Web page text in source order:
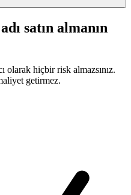
satın almanın
olarak hiçbir risk almazsınız.
getirmez.